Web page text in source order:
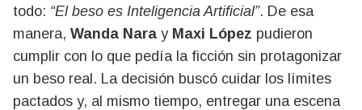
todo: “El beso es Inteligencia Artificial”. De esa
manera, Wanda Nara y Maxi López pudieron
cumplir con lo que pedía la ficción sin protagonizar
un beso real. La decisión buscó cuidar los límites
pactados y, al mismo tiempo, entregar una escena